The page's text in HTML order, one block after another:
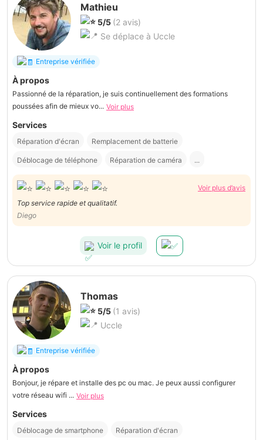
Mathieu
5/5 (2 avis)
Se déplace à Uccle
Entreprise vérifiée
À propos
Passionné de la réparation, je suis continuellement des formations
poussées afin de mieux vo... Voir plus
Services
Réparation d'écran Remplacement de batterie
Déblocage de téléphone Réparation de caméra ...
Voir plus d’avis
Top service rapide et qualitatif.
Diego
Voir le profil
Thomas
5/5 (1 avis)
Uccle
Entreprise vérifiée
À propos
Bonjour, je répare et installe des pc ou mac. Je peux aussi configurer
votre réseau wifi ... Voir plus
Services
Déblocage de smartphone Réparation d'écran